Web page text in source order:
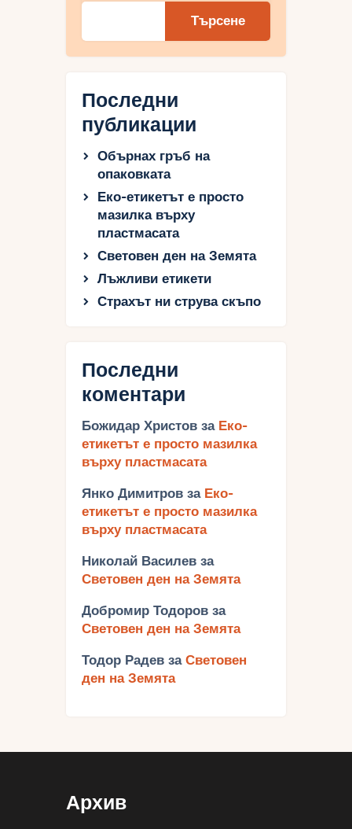
Търсене
Последни
публикации
Обърнах гръб на
опаковката
Еко-етикетът е просто
мазилка върху
пластмасата
Световен ден на Земята
Лъжливи етикети
Страхът ни струва скъпо
Последни
коментари
Божидар Христов за Еко-
етикетът е просто мазилка
върху пластмасата
Янко Димитров за Еко-
етикетът е просто мазилка
върху пластмасата
Николай Василев за
Световен ден на Земята
Добромир Тодоров за
Световен ден на Земята
Тодор Радев за Световен
ден на Земята
Архив